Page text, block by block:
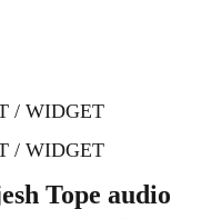
/ WIDGET
/ WIDGET
Tope audio